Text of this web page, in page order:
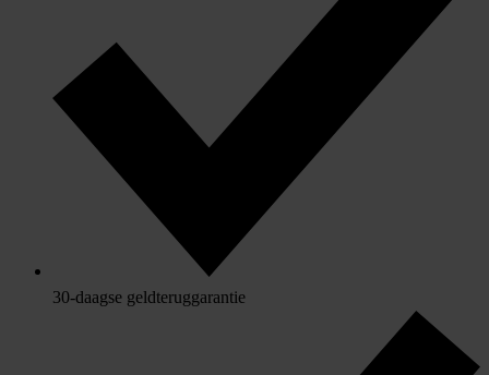
30-daagse geldteruggarantie